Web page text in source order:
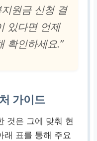
원금 신청 결
있다면 언제
확인하세요.”
가이드
것은 그에 맞춰 현
래 표를 통해 주요